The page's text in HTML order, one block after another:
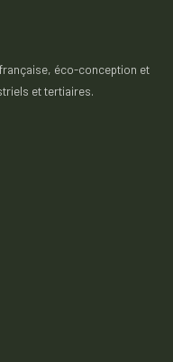
éco-conception et
et tertiaires.